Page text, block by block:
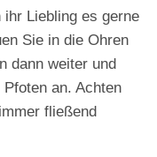
Liebling es gerne
Sie in die Ohren
dann weiter und
an. Achten
fließend